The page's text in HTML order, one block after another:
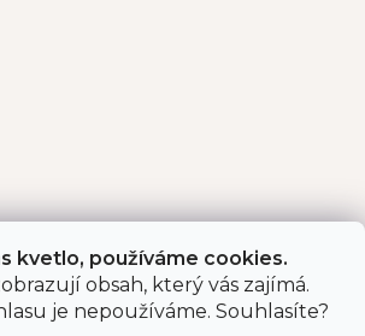
kvetlo, používáme cookies.
obsah, který vás zajímá.
je nepoužíváme. Souhlasíte?